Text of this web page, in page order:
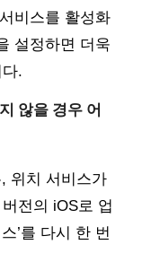
비스를 활성화
설정하면 더욱
.
않을 경우 어
위치 서비스가
전의 iOS로 업
’를 다시 한 번